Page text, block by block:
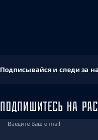
Подписывайся и следи за
ПОДПИШИТЕСЬ НА
Введите Ваш e-mail